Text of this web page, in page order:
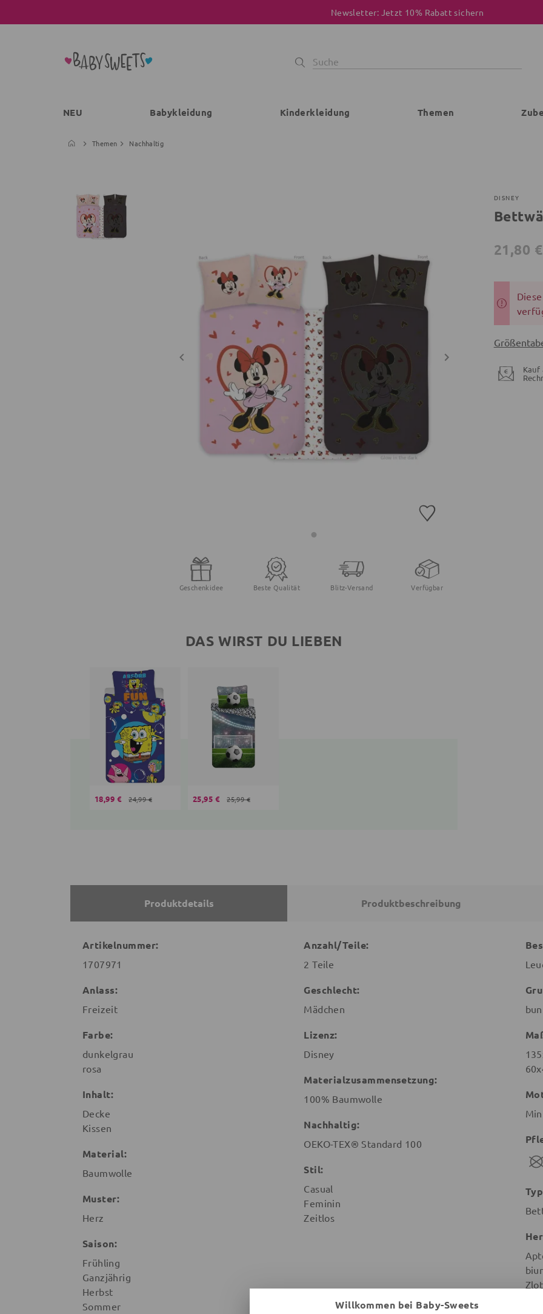
Newsletter: Jetzt 10% Rabatt sichern
NEU Babykleidung Kinderkleidung Themen
Themen Nachhaltig
Geschenkidee Beste Qualität Blitz-Versand Verfügbar
DAS WIRST DU LIEBEN
18,99 € 24,99 € 25,95 € 25,99 €
DISNEY
21,80
Kauf
Produktdetails Produktbeschreibung
Artikelnummer:
1707971
Anlass:
Freizeit
Farbe:
dunkelgrau
rosa
Inhalt:
Decke
Kissen
Material:
Baumwolle
Muster:
Herz
Saison:
Frühling
Ganzjährig
Herbst
Sommer
Anzahl/Teile:
2 Teile
Geschlecht:
Mädchen
Lizenz:
Disney
Materialzusammensetzung:
100% Baumwolle
Nachhaltig:
OEKO-TEX® Standard 100
Stil:
Casual
Feminin
Zeitlos
Willkommen bei Baby-Sweets